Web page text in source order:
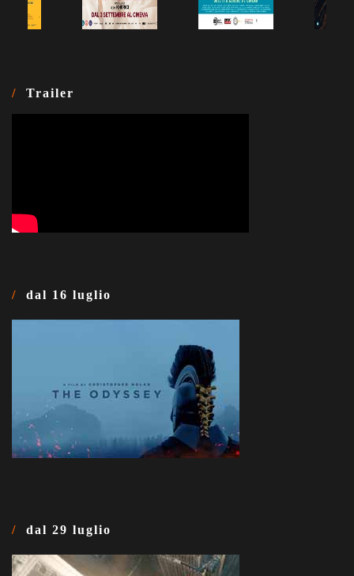
Trailer
dal 16 luglio
dal 29 luglio